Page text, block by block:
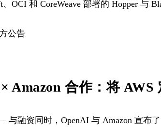
OCI 和 CoreWeave 部署的 Hopper 与
公告
Amazon 合作：将
融资同时，OpenAI 与 Amazon 宣布